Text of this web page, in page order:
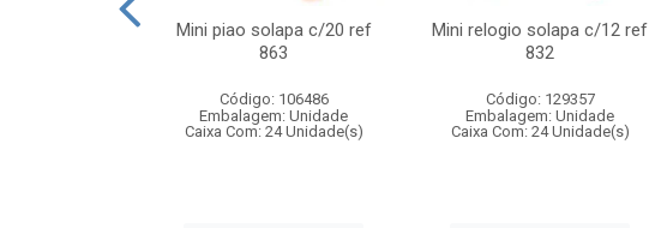
Mini piao solapa c/20 ref
863
Código: 106486
Embalagem: Unidade
Caixa Com: 24 Unidade(s)
Mini relogio solapa c/12 ref
832
Código: 129357
Embalagem: Unidade
Caixa Com: 24 Unidade(s)